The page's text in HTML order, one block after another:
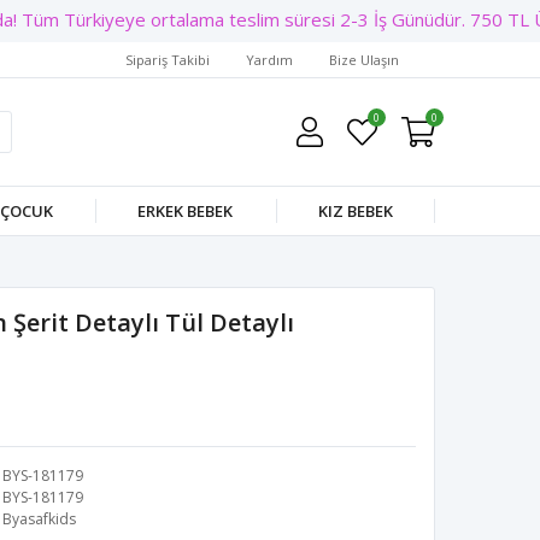
Türkiyeye ortalama teslim süresi 2-3 İş Günüdür. 750 TL
Sipariş Takibi Yardım Bize Ulaşın
0 0
ERKEK BEBEK KIZ BEBEK
Şerit Detaylı Tül Detaylı
BYS-181179
BYS-181179
Byasafkids